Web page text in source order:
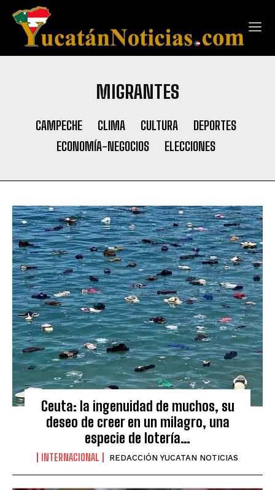
MIGRANTES
CAMPECHE CLIMA CULTURA
DEPORTES
ECONOMÍA-NEGOCIOS
ELECCIONES
Ceuta: la ingenuidad de muchos, su
deseo de creer en un milagro, una
especie de lotería…
INTERNACIONAL REDACCIÓN YUCATAN NOTICIAS